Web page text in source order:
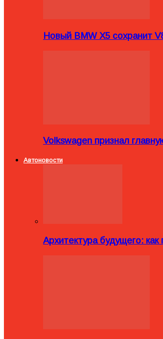
Новый BMW X5 сохранит
Volkswagen признал
Автоновости
Архитектура будущего: